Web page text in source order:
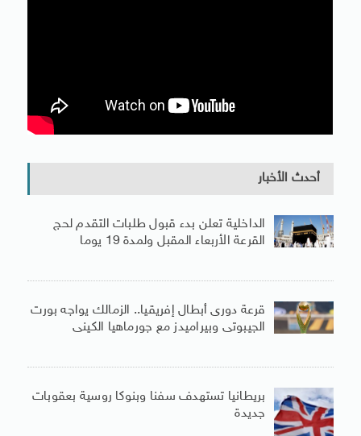
أحدث الأخبار
الداخلية تعلن بدء قبول طلبات التقدم لحج
القرعة الأربعاء المقبل ولمدة 19 يوما
قرعة دورى أبطال إفريقيا.. الزمالك يواجه بورت
الجيبوتى وبيراميدز مع جورماهيا الكينى
بريطانيا تستهدف سفنا وبنوكا روسية بعقوبات
جديدة